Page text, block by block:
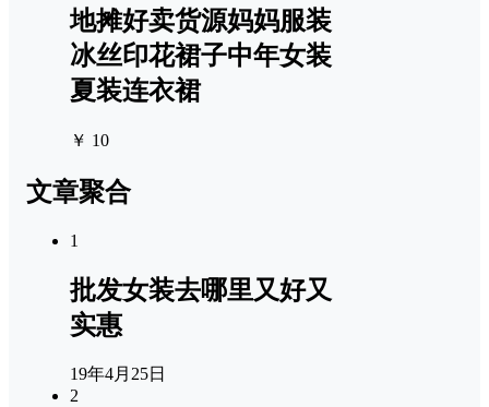
地摊好卖货源妈妈服装
冰丝印花裙子中年女装
夏装连衣裙
￥ 10
文章聚合
1
批发女装去哪里又好又
实惠
19年4月25日
2